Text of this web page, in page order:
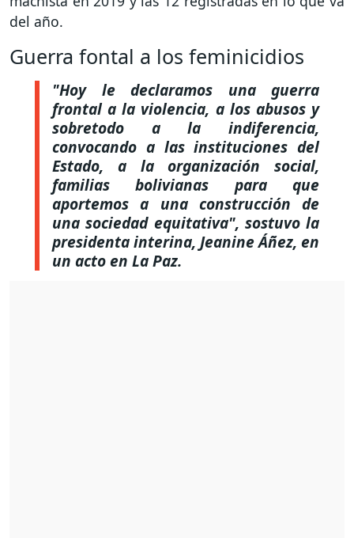
del año.
Guerra fontal a los feminicidios
"Hoy le declaramos una guerra
frontal a la violencia, a los abusos y
sobretodo a la indiferencia,
convocando a las instituciones del
Estado, a la organización social,
familias bolivianas para que
aportemos a una construcción de
una sociedad equitativa", sostuvo la
presidenta interina, Jeanine Áñez, en
un acto en La Paz.